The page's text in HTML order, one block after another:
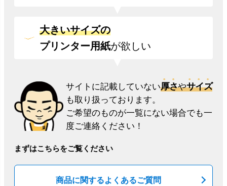
大きいサイズの
プリンター用紙が欲しい
サイトに記載していない厚さやサイズ
も取り扱っております。
ご希望のものが一覧にない場合でも一
度ご連絡ください！
まずはこちらをご覧ください
商品に関するよくあるご質問